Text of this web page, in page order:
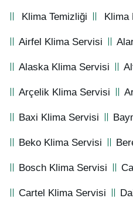
Klima Temizliği Klima
Airfel Klima Servisi
Alaska Klima Servisi
Arçelik Klima Servisi
Baxi Klima Servisi
Beko Klima Servisi
Bosch Klima Servisi
Cartel Klima Servisi